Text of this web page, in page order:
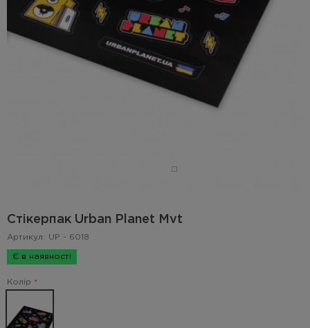
Стікерпак Urban Planet Mvt
Артикул: UP - 6018
Є в наявності
Колір